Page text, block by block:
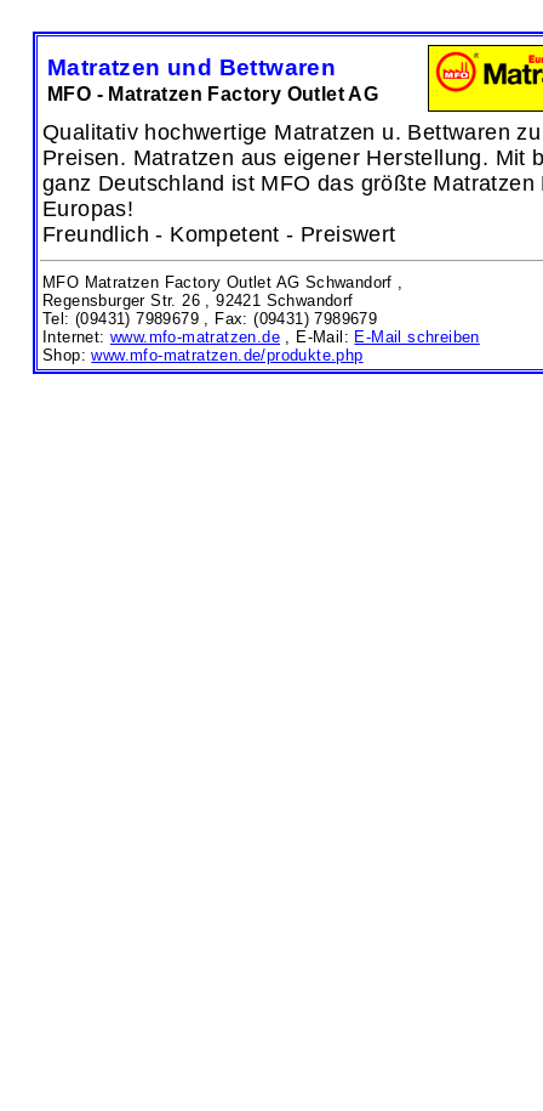
Matratzen und Bettwaren
MFO - Matratzen Factory Outlet AG
Qualitativ hochwertige Matratzen u. Bettwaren
Preisen. Matratzen aus eigener Herstellung. Mit
ganz Deutschland ist MFO das größte Matratzen
Europas!
Freundlich - Kompetent - Preiswert
MFO Matratzen Factory Outlet AG Schwandorf ,
Regensburger Str. 26 ,92421 Schwandorf
Tel: (09431) 7989679 , Fax: (09431) 7989679
Internet:www.mfo-matratzen.de , E-Mail: E-Mail schreiben
Shop:www.mfo-matratzen.de/produkte.php